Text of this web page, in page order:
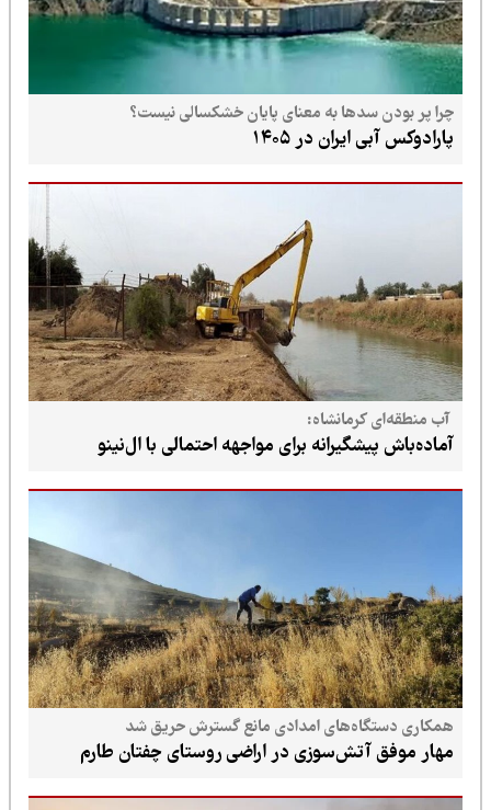
چرا پر بودن سدها به معنای پایان خشکسالی نیست؟
پارادوکس آبی ایران در ۱۴۰۵
آب منطقه‌ای کرمانشاه:
آماده‌باش پیشگیرانه برای مواجهه احتمالی با ال‌نینو
همکاری دستگاه‌های امدادی مانع گسترش حریق شد
مهار موفق آتش‌سوزی در اراضی روستای چفتان طارم